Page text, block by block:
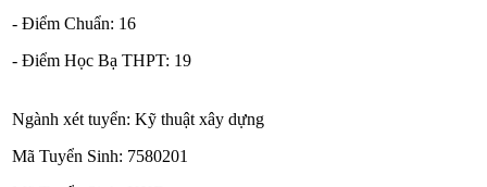
- Điểm Chuẩn: 16
- Điểm Học Bạ THPT: 19
Ngành xét tuyển: Kỹ thuật xây dựng
Mã Tuyển Sinh: 7580201